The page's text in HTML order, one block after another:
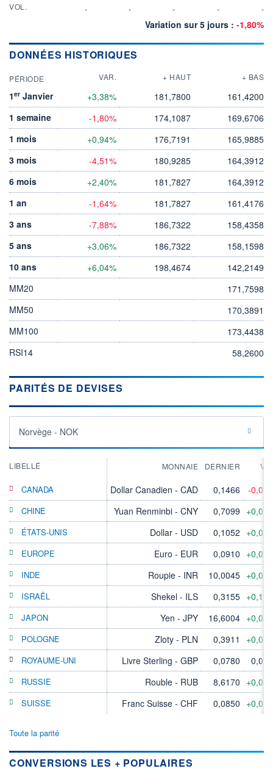
VOL.
- - - - -
Variation sur 5 jours : -1,80%
DONNÉES HISTORIQUES
PÉRIODE VAR. + HAUT + BAS
1er Janvier +3,38% 181,7800
161,4200
1 semaine
-1,80% 174,1087
169,6706
1 mois
+0,94% 176,7191
165,9885
3 mois
-4,51% 180,9285
164,3912
6 mois
+2,40% 181,7827
164,3912
1 an
-1,64% 181,7827
161,4176
3 ans
-7,88% 186,7322
158,4358
5 ans
+3,06% 186,7322
158,1598
10 ans
+6,04% 198,4674
142,2149
MM20
171,7598
MM50
170,3891
MM100
173,4438
RSI14
58,2600
PARITÉS DE DEVISES
Norvège - NOK
LIBELLÉ MONNAIE DERNIER
CANADA Dollar Canadien - CAD 0,1466 -
CHINE Yuan Renminbi - CNY 0,7099
ÉTATS-UNIS Dollar - USD 0,1052
EUROPE Euro - EUR 0,0910
INDE Roupie - INR 10,0045
ISRAËL Shekel - ILS 0,3155
JAPON Yen - JPY 16,6004
POLOGNE Zloty - PLN 0,3911
ROYAUME-UNI Livre Sterling - GBP 0,0780
RUSSIE Rouble - RUB 8,6170
SUISSE Franc Suisse - CHF 0,0850
Toute la parité
CONVERSIONS LES + POPULAIRES